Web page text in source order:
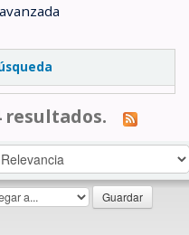
resultados.